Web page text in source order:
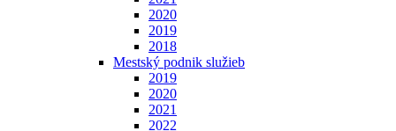
2020
2019
2018
Mestský podnik služieb
2019
2020
2021
2022